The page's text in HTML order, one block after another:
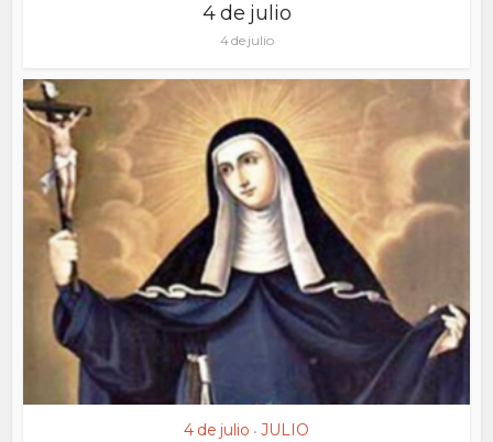
4 de julio
4 de julio
4 de julio • JULIO